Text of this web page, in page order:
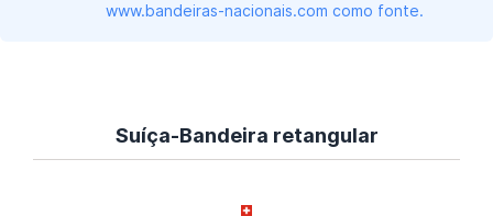
www.bandeiras-nacionais.com como fonte.
Suíça-Bandeira retangular